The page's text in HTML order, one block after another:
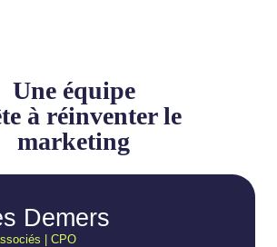
Une équipe
à réinventer le
marketing
Demers
| CPO